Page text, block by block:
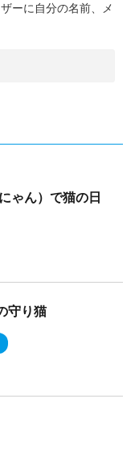
ーに自分の名前、メ
ゃん）で猫の日
守り猫